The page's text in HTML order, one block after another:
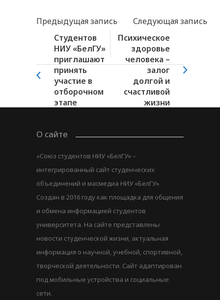
Предыдущая запись
Следующая запись
Студентов
НИУ «БелГУ»
приглашают
принять
участие в
отборочном
этапе
Психическое
здоровье
человека –
залог
долгой и
счастливой
жизни
О сайте
«Союз студентов НИУ «БелГУ» –
интегрированный сайт студенческих
объединений и масмедиа НИУ «БелГУ».
Создан в 2016 году как площадка для общения
и обмена информацией студентов
университета. На сайте представлены
новости студенческой жизни, актуальная
информация о научной, учебной, спортивной,
творческой деятельности. Сайт адаптирован
под мобильные устройства и социальные
сети.